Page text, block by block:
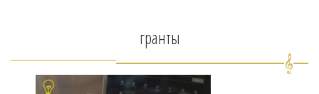
гранты